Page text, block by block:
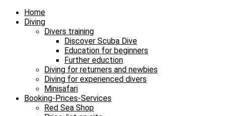
Home
Diving
Divers training
Discover Scuba Dive
Education for beginners
Further eduction
Diving for returners and newbies
Diving for experienced divers
Minisafari
Booking-Prices-Services
Red Sea Shop